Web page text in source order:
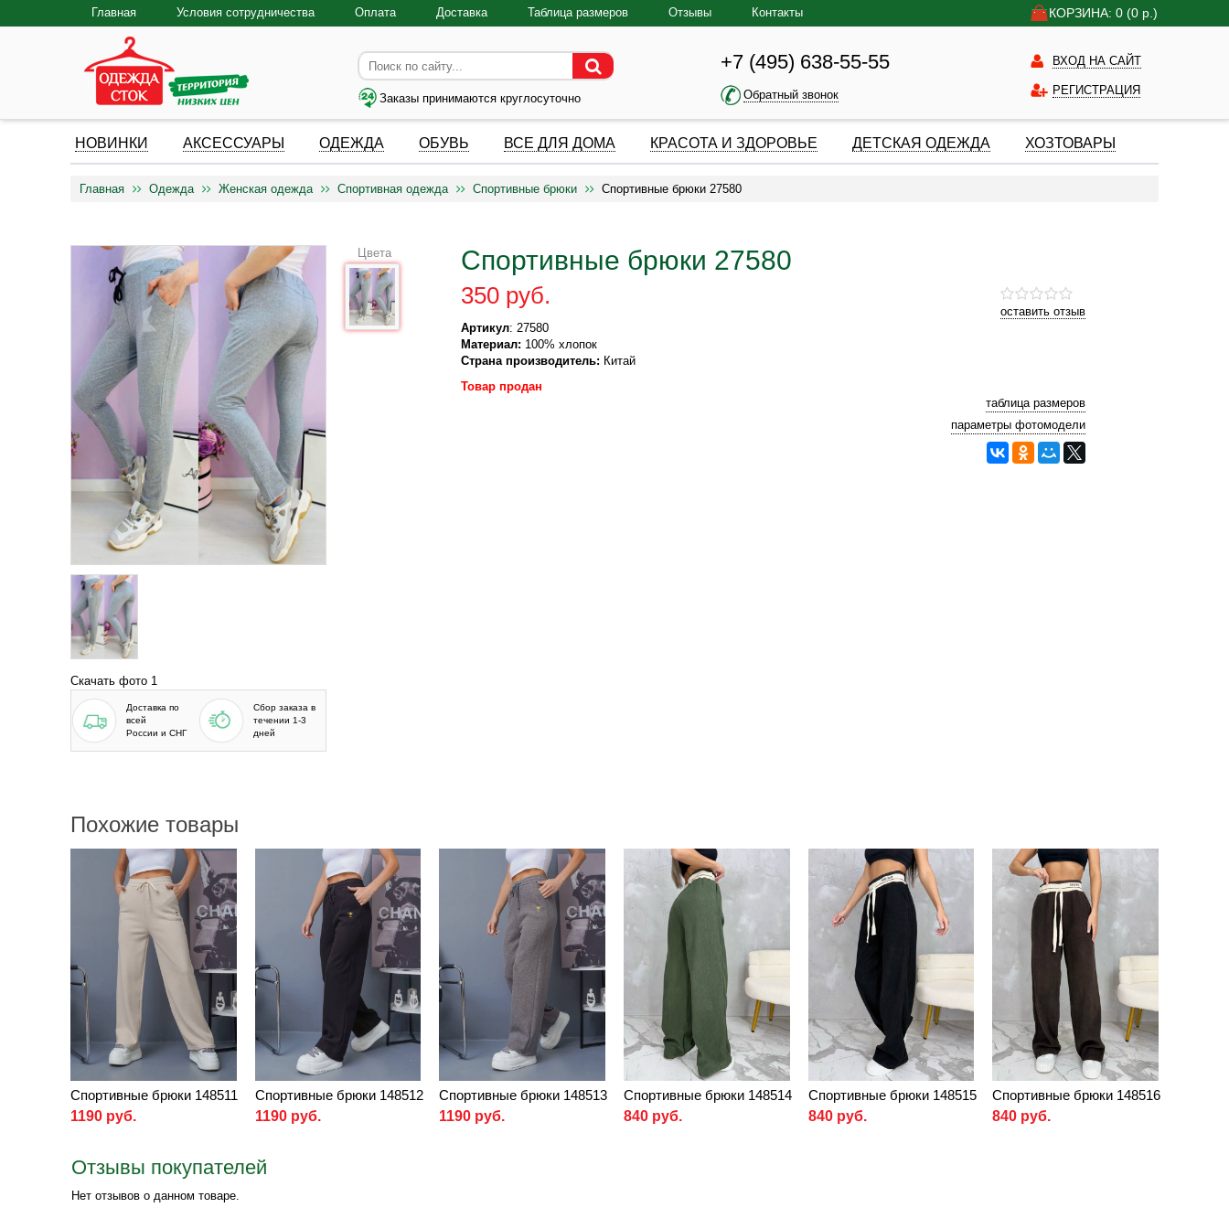
КОРЗИНА: 0 (0 р.)
Главная Условия сотрудничества Оплата Доставка Таблица размеров Отзывы Контакты
Заказы принимаются круглосуточно
+7 (495) 638-55-55
Обратный звонок
ВХОД НА САЙТ
РЕГИСТРАЦИЯ
НОВИНКИ АКСЕССУАРЫ ОДЕЖДА ОБУВЬ ВСЕ ДЛЯ ДОМА КРАСОТА И ЗДОРОВЬЕ ДЕТСКАЯ ОДЕЖДА ХОЗТОВАРЫ
Главная Одежда Женская одежда Спортивная одежда Спортивные брюки Спортивные брюки 27580
Скачать фото 1
Доставка по
всей
России и СНГ
Сбор заказа в
течении 1-3
дней
Спортивные брюки 27580
оставить отзыв
350 руб.
Артикул: 27580
Материал: 100% хлопок
Страна производитель: Китай
Цвета
Товар продан
таблица размеров
параметры фотомодели
Похожие товары
Спортивные брюки 148511
1190 руб.
Спортивные брюки 148512
1190 руб.
Спортивные брюки 148513
1190 руб.
Спортивные брюки 148514
840 руб.
Спортивные брюки 148515
840 руб.
Спортивные брюки 148516
840 руб.
Отзывы покупателей
Нет отзывов о данном товаре.